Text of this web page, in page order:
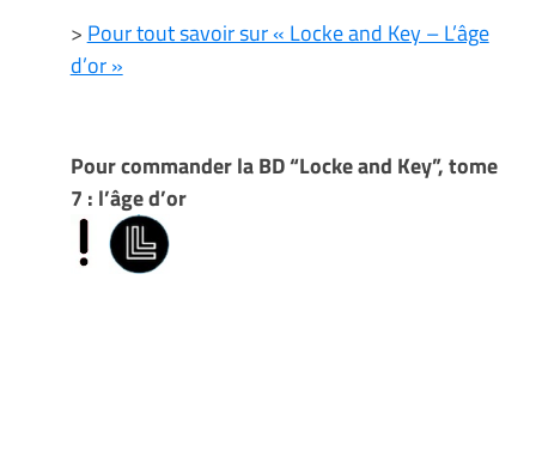
> Pour tout savoir sur « Locke and Key – L’âge
d’or »
Pour commander la BD “Locke and Key”, tome
7 : l’âge d’or